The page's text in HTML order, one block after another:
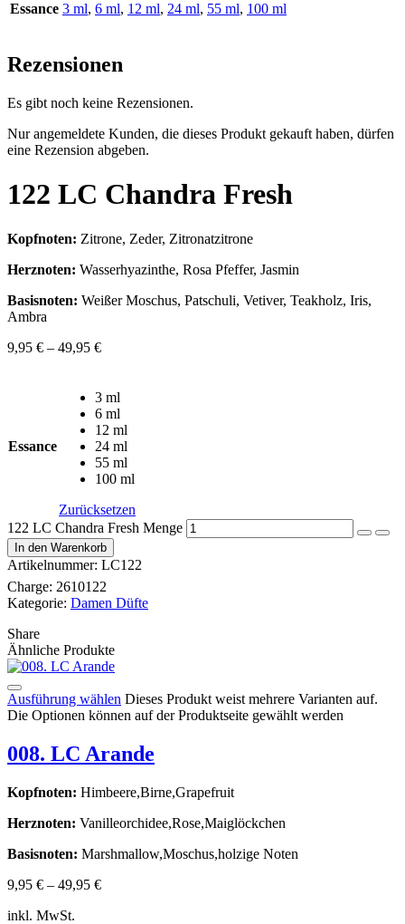
Essance 3 ml, 6 ml, 12 ml, 24 ml, 55 ml, 100 ml
Rezensionen
Es gibt noch keine Rezensionen.
Nur angemeldete Kunden, die dieses Produkt gekauft haben, dürfen
eine Rezension abgeben.
122 LC Chandra Fresh
Kopfnoten: Zitrone, Zeder, Zitronatzitrone
Herznoten: Wasserhyazinthe, Rosa Pfeffer, Jasmin
Basisnoten: Weißer Moschus, Patschuli, Vetiver, Teakholz, Iris,
Ambra
9,95 € – 49,95 €
Essance
3 ml
6 ml
12 ml
24 ml
55 ml
100 ml
Zurücksetzen
122 LC Chandra Fresh Menge
In den Warenkorb
Artikelnummer: LC122
Charge: 2610122
Kategorie: Damen Düfte
Share
Ähnliche Produkte
Ausführung wählen Dieses Produkt weist mehrere Varianten auf.
Die Optionen können auf der Produktseite gewählt werden
008. LC Arande
Kopfnoten: Himbeere,Birne,Grapefruit
Herznoten: Vanilleorchidee,Rose,Maiglöckchen
Basisnoten: Marshmallow,Moschus,holzige Noten
9,95 € – 49,95 €
inkl. MwSt.